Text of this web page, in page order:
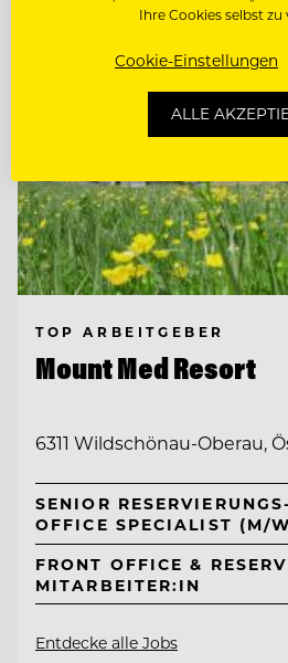
TOP ARBEITGEBER
Mount Med Resort
6311 Wildschönau-Oberau,
SENIOR
OFFICE SPECIALIST (M/
FRONT OFFICE &
MITARBEITER:IN
Entdecke alle Jobs
Ihre Cookies selbst zu
Cookie-Einstellungen
ALLE